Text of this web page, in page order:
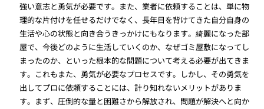
強い意志と勇気が必要です。また、業者に依頼することは、単に物
理的な片付けを任せるだけでなく、長年目を背けてきた自分自身の
生活や心の状態と向き合うきっかけにもなります。綺麗になった部
屋で、今後どのように生活していくのか、なぜゴミ屋敷になってし
まったのか、といった根本的な問題について考える必要が出てきま
す。これもまた、勇気が必要なプロセスです。しかし、その勇気を
出してプロに依頼することには、計り知れないメリットがありま
す。まず、圧倒的な量と困難さから解放され、問題が解決へと向か